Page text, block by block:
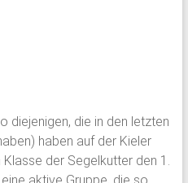
diejenigen, die in den letzten
haben auf der Kieler
der Segelkutter den 1.